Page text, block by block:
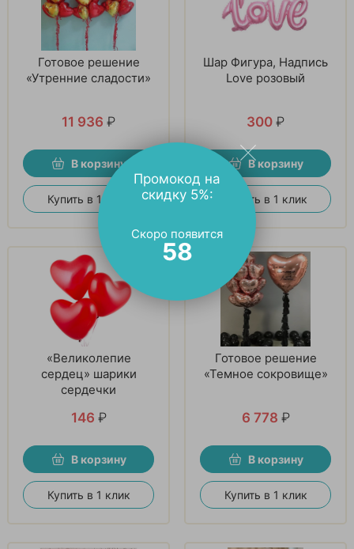
Готовое решение
«Утренние сладости»
11 936 ₽
В корзину
Купить в 1 клик
Шар Фигура, Надпись
Love розовый
300 ₽
В корзину
Купить в 1 клик
«Великолепие
сердец» шарики
сердечки
146 ₽
В корзину
Купить в 1 клик
Готовое решение
«Темное сокровище»
6 778 ₽
В корзину
Купить в 1 клик
Промокод на
скидку 5%:
Скоро появится
57